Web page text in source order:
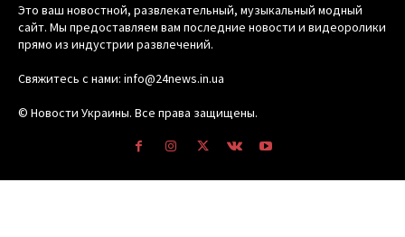
Это ваш новостной, развлекательный, музыкальный модный
сайт. Мы предоставляем вам последние новости и видеоролики
прямо из индустрии развлечений.
Свяжитесь с нами: info@24news.in.ua
© Новости Украины. Все права защищены.